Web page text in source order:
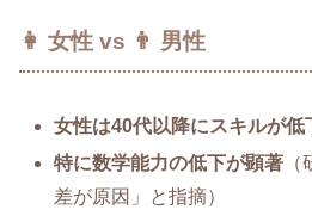
👩 女性 vs 👨 男性
女性は40代以降にスキルが低
特に数学能力の低下が顕著
差が原因」と指摘）